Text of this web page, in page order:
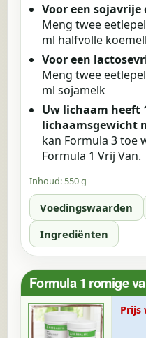
Voor een
Meng twee
ml halfvolle
Voor een
Meng twee
ml sojamelk
Uw lichaam heeft
lichaamsgewicht
kan Formula 3 toe
Formula 1 Vrij Van.
Inhoud: 550 g
Voedingswaarden
Ingrediënten
Formula 1 romige
Prijs